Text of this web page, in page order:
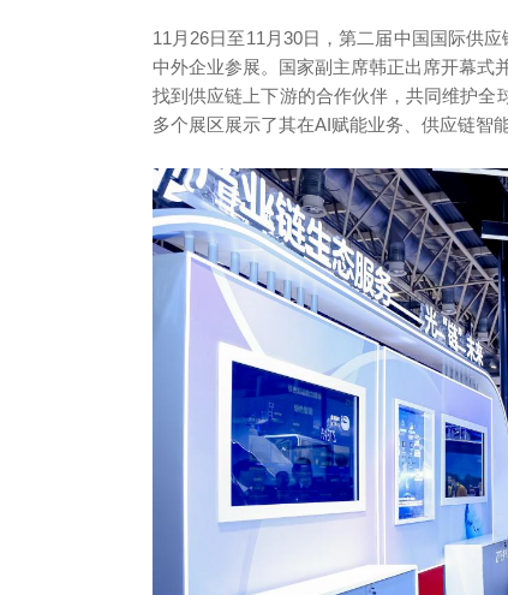
11月26日至11月30日，第二届中国国际供
中外企业参展。国家副主席韩正出席开幕式
找到供应链上下游的合作伙伴，共同维护全
多个展区展示了其在AI赋能业务、供应链智